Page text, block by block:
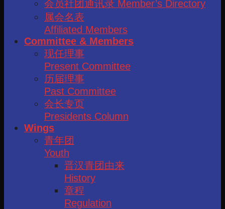
会员社团通讯录 Member’s Directory
属会名表
Affiliated Members
Committee & Members
现任理事
Present Committee
历届理事
Past Committee
会长专页
Presidents Column
Wings
青年团
Youth
晋汉青团由来
History
章程
Regulation